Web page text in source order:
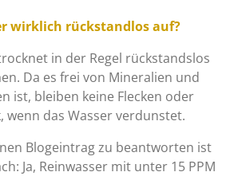
wirklich rückstandlos auf?
in der Regel rückstandslos
Da es frei von Mineralien und
ist, bleiben keine Flecken oder
wenn das Wasser verdunstet.
Blogeintrag zu beantworten ist
Ja, Reinwasser mit unter 15 PPM